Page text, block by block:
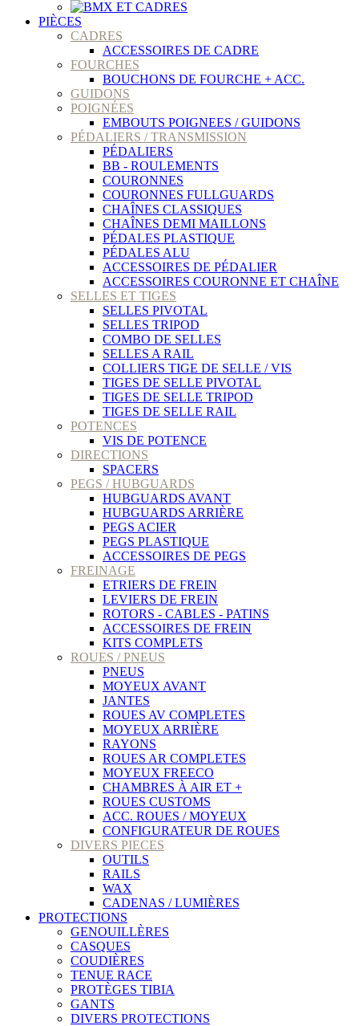
PIÈCES
CADRES
ACCESSOIRES DE CADRE
FOURCHES
BOUCHONS DE FOURCHE + ACC.
GUIDONS
POIGNÉES
EMBOUTS POIGNEES / GUIDONS
PÉDALIERS / TRANSMISSION
PÉDALIERS
BB - ROULEMENTS
COURONNES
COURONNES FULLGUARDS
CHAÎNES CLASSIQUES
CHAÎNES DEMI MAILLONS
PÉDALES PLASTIQUE
PÉDALES ALU
ACCESSOIRES DE PÉDALIER
ACCESSOIRES COURONNE ET CHAÎNE
SELLES ET TIGES
SELLES PIVOTAL
SELLES TRIPOD
COMBO DE SELLES
SELLES A RAIL
COLLIERS TIGE DE SELLE / VIS
TIGES DE SELLE PIVOTAL
TIGES DE SELLE TRIPOD
TIGES DE SELLE RAIL
POTENCES
VIS DE POTENCE
DIRECTIONS
SPACERS
PEGS / HUBGUARDS
HUBGUARDS AVANT
HUBGUARDS ARRIÈRE
PEGS ACIER
PEGS PLASTIQUE
ACCESSOIRES DE PEGS
FREINAGE
ETRIERS DE FREIN
LEVIERS DE FREIN
ROTORS - CABLES - PATINS
ACCESSOIRES DE FREIN
KITS COMPLETS
ROUES / PNEUS
PNEUS
MOYEUX AVANT
JANTES
ROUES AV COMPLETES
MOYEUX ARRIÈRE
RAYONS
ROUES AR COMPLETES
MOYEUX FREECO
CHAMBRES À AIR ET +
ROUES CUSTOMS
ACC. ROUES / MOYEUX
CONFIGURATEUR DE ROUES
DIVERS PIECES
OUTILS
RAILS
WAX
CADENAS / LUMIÈRES
PROTECTIONS
GENOUILLÈRES
CASQUES
COUDIÈRES
TENUE RACE
PROTÈGES TIBIA
GANTS
DIVERS PROTECTIONS